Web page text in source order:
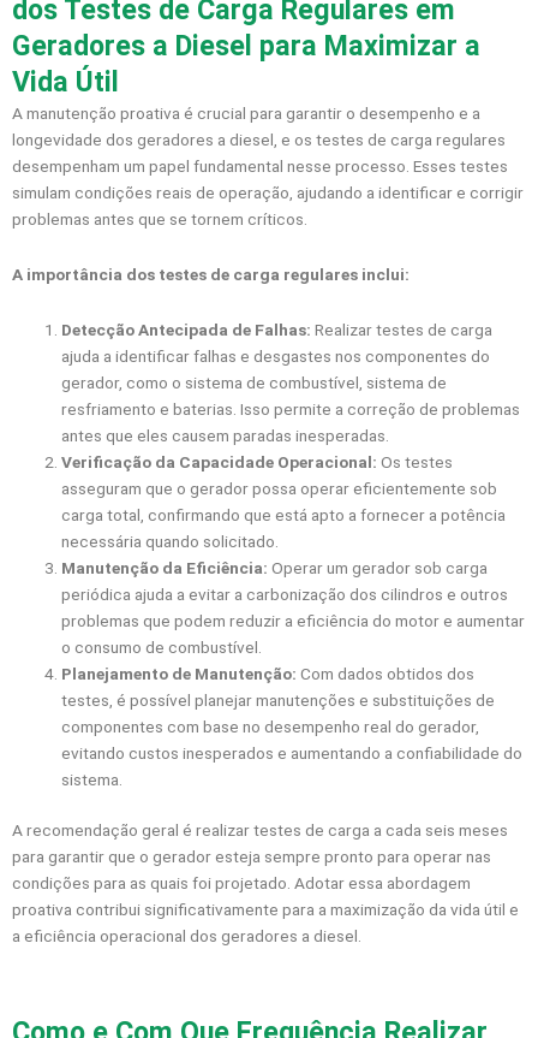
dos Testes de Carga Regulares em
Geradores a Diesel para Maximizar a
Vida Útil
A manutenção proativa é crucial para garantir o desempenho e a
longevidade dos geradores a diesel, e os testes de carga regulares
desempenham um papel fundamental nesse processo. Esses testes
simulam condições reais de operação, ajudando a identificar e corrigir
problemas antes que se tornem críticos.
A importância dos testes de carga regulares inclui:
Detecção Antecipada de Falhas: Realizar testes de carga
ajuda a identificar falhas e desgastes nos componentes do
gerador, como o sistema de combustível, sistema de
resfriamento e baterias. Isso permite a correção de problemas
antes que eles causem paradas inesperadas.
Verificação da Capacidade Operacional: Os testes
asseguram que o gerador possa operar eficientemente sob
carga total, confirmando que está apto a fornecer a potência
necessária quando solicitado.
Manutenção da Eficiência: Operar um gerador sob carga
periódica ajuda a evitar a carbonização dos cilindros e outros
problemas que podem reduzir a eficiência do motor e aumentar
o consumo de combustível.
Planejamento de Manutenção: Com dados obtidos dos
testes, é possível planejar manutenções e substituições de
componentes com base no desempenho real do gerador,
evitando custos inesperados e aumentando a confiabilidade do
sistema.
A recomendação geral é realizar testes de carga a cada seis meses
para garantir que o gerador esteja sempre pronto para operar nas
condições para as quais foi projetado. Adotar essa abordagem
proativa contribui significativamente para a maximização da vida útil e
a eficiência operacional dos geradores a diesel.